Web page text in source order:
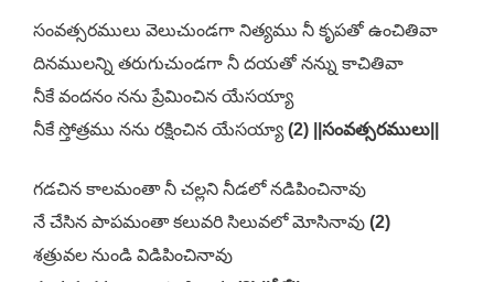
సంవత్సరములు వెలుచుండగా నిత్యము నీ కృపతో ఉంచితివా
దినములన్ని తరుగుచుండగా నీ దయతో నన్ను కాచితివా
నీకే వందనం నను ప్రేమించిన యేసయ్యా
నీకే స్తోత్రము నను రక్షించిన యేసయ్యా (2) ||సంవత్సరములు||
గడచిన కాలమంతా నీ చల్లని నీడలో నడిపించినావు
నే చేసిన పాపమంతా కలువరి సిలువలో మోసినావు (2)
శత్రువల నుండి విడిపించినావు